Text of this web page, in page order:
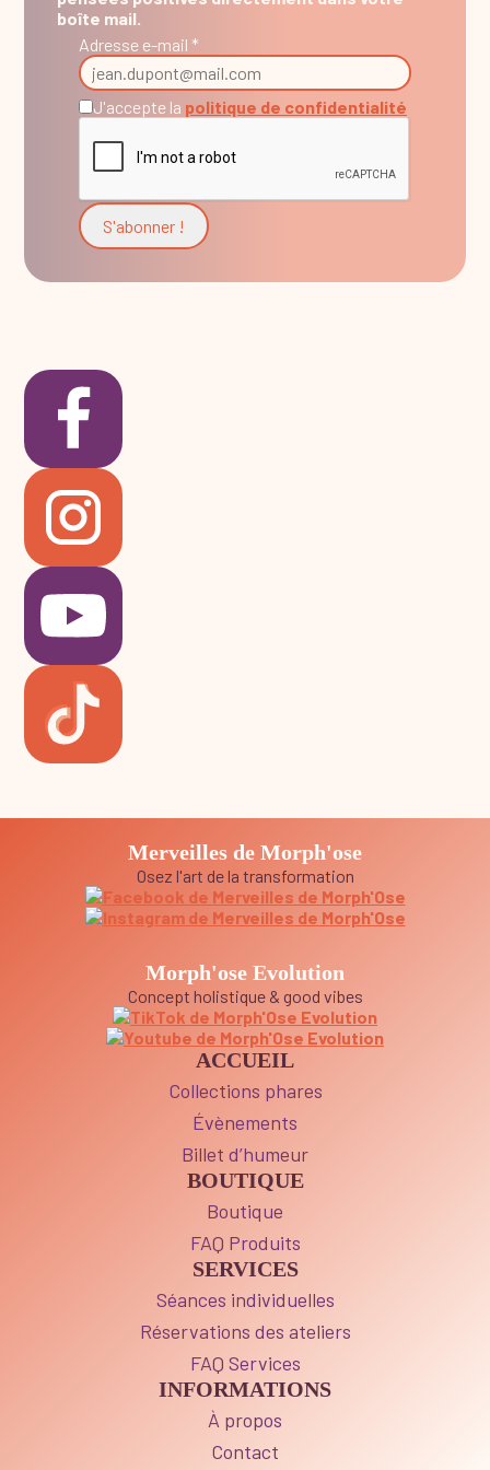
boîte mail.
Adresse e-mail *
J'accepte la politique de confidentialité
Merveilles de Morph'ose
Osez l'art de la transformation
Morph'ose Evolution
Concept holistique & good vibes
ACCUEIL
Collections phares
Évènements
Billet d’humeur
BOUTIQUE
Boutique
FAQ Produits
SERVICES
Séances individuelles
Réservations des ateliers
FAQ Services
INFORMATIONS
À propos
Contact